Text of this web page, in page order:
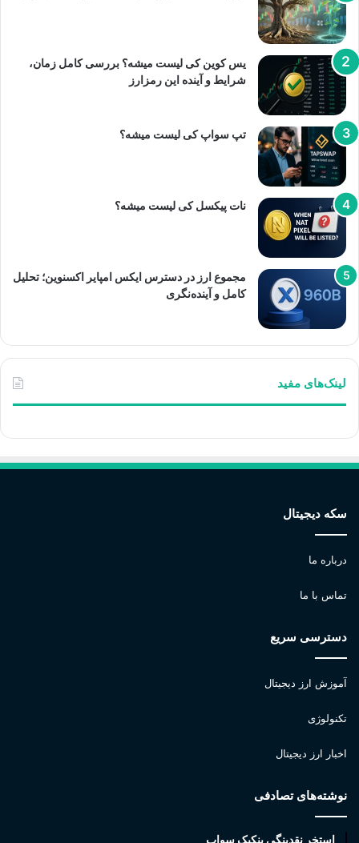
یس کوین کی لیست میشه؟ بررسی کامل زمان،
شرایط و آینده این رمزارز
تپ سواپ کی لیست میشه؟
نات پیکسل کی لیست میشه؟
مجموع ارز در دسترس ایکس امپایر اکسنوین؛ تحلیل
کامل و آینده‌نگری
لینک‌های مفید
سکه دیجیتال
درباره ما
تماس با ما
دسترسی سریع
آموزش ارز دیجیتال
تکنولوژی
اخبار ارز دیجیتال
نوشته‌های تصادفی
استخر نقدینگی پنکیک سواپ